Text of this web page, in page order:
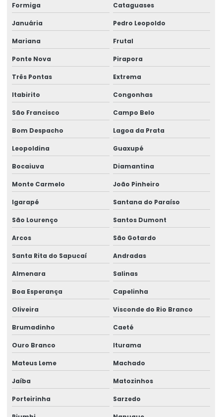
Formiga Cataguases
Januária Pedro Leopoldo
Mariana Frutal
Ponte Nova Pirapora
Três Pontas Extrema
Itabirito Congonhas
São Francisco Campo Belo
Bom Despacho Lagoa da Prata
Leopoldina Guaxupé
Bocaiuva Diamantina
Monte Carmelo João Pinheiro
Igarapé Santana do Paraíso
São Lourenço Santos Dumont
Arcos São Gotardo
Santa Rita do Sapucaí Andradas
Almenara Salinas
Boa Esperança Capelinha
Oliveira Visconde do Rio Branco
Brumadinho Caeté
Ouro Branco Iturama
Mateus Leme Machado
Jaíba Matozinhos
Porteirinha Sarzedo